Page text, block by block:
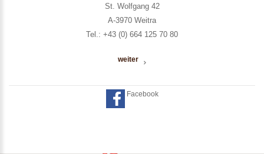
St. Wolfgang 42
A-3970 Weitra
Tel.: +43 (0) 664 125 70 80
weiter
Facebook